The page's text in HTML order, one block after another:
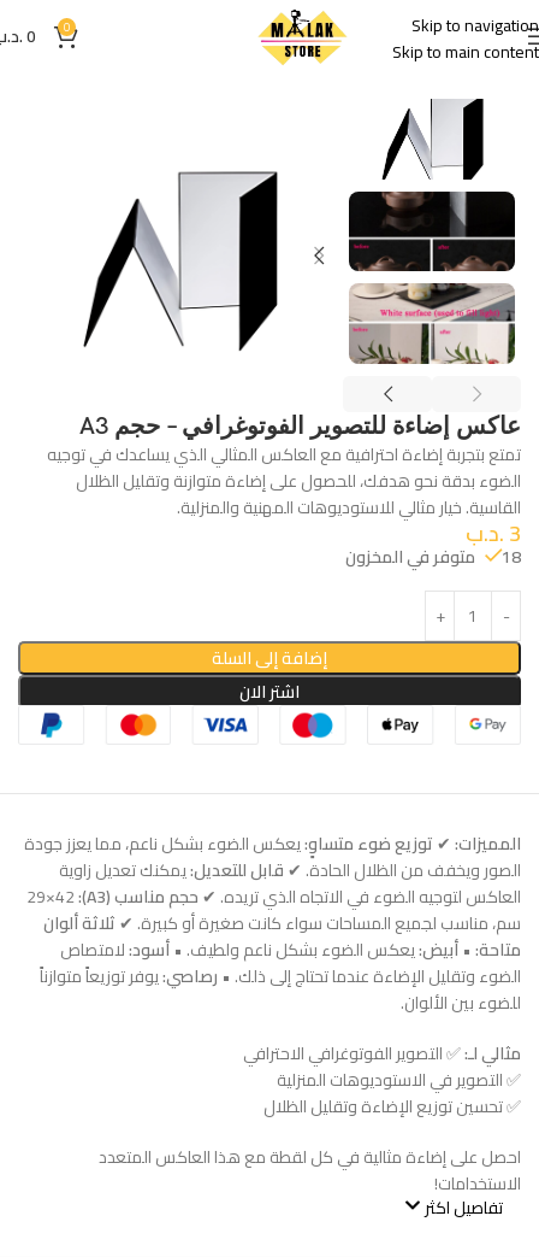
Skip to navigation
Skip to main content
0
0
عاكس إضاءة للتصوير الفوتوغرافي – حجم A3
تمتع بتجربة إضاءة احترافية مع العاكس المثالي الذي يساعدك في توجيه
الضوء بدقة نحو هدفك، للحصول على إضاءة متوازنة وتقليل الظلال
القاسية. خيار مثالي للاستوديوهات المهنية والمنزلية.
3.د.ب
18 متوفر في المخزون
إضافة إلى السلة
اشتر الان
المميزات:✔توزيع ضوء متساوٍ:يعكس الضوء بشكل ناعم، مما يعزز جودة
الصور ويخفف من الظلال الحادة. ✔قابل للتعديل:يمكنك تعديل زاوية
العاكس لتوجيه الضوء في الاتجاه الذي تريده. ✔حجم مناسب (A3):
29×42
سم، مناسب لجميع المساحات سواء كانت صغيرة أو كبيرة. ✔ثلاثة ألوان
متاحة:•أبيض:يعكس الضوء بشكل ناعم ولطيف. •أسود:لامتصاص
الضوء وتقليل الإضاءة عندما تحتاج إلى ذلك. • رصاصي:يوفر توزيعاً متوازناً
للضوء بين الألوان.
مثالي لـ:✅ التصوير الفوتوغرافي الاحترافي
✅ التصوير في الاستوديوهات المنزلية
✅ تحسين توزيع الإضاءة وتقليل الظلال
احصل على إضاءة مثالية في كل لقطة مع هذا العاكس المتعدد
الاستخدامات!
تفاصيل اكثر